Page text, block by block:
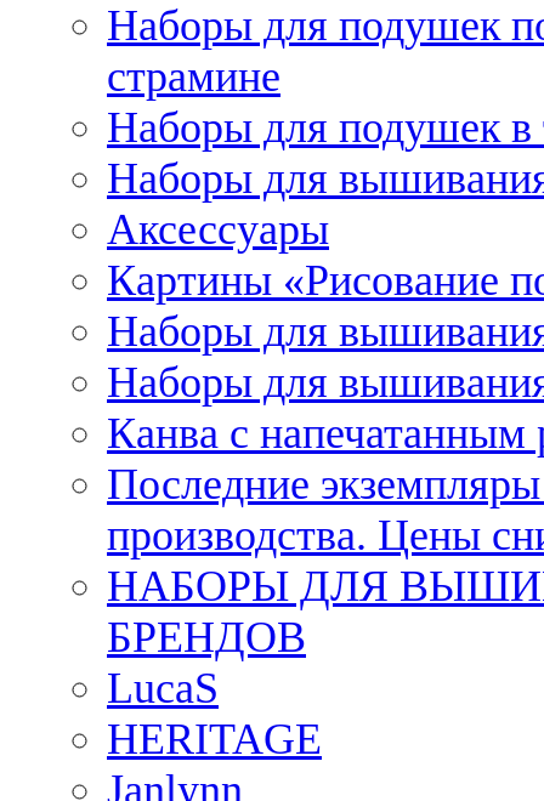
Наборы для подушек
страмине
Наборы для подушек в
Наборы для
Аксессуары
Картины «Рисование
Наборы для
Наборы для
Канва с напечатанным
Последние
производства. Цены
НАБОРЫ ДЛЯ
БРЕНДОВ
LucaS
HERITAGE
Janlynn